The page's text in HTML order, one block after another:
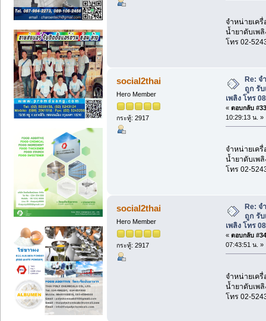
จำหน่ายเครื่
น้ำยาดับเพลิ
โทร 02-
social2thai
Hero Member
กระทู้: 2917
Re: จ
ถูก รั
เพลิง โทร
« ตอบกลับ
10:29:13 น. »
จำหน่ายเครื่
น้ำยาดับเพลิ
โทร 02-
social2thai
Hero Member
กระทู้: 2917
Re: จ
ถูก รั
เพลิง โทร
« ตอบกลับ
07:43:51 น. »
จำหน่ายเครื่
น้ำยาดับเพลิ
โทร 02-